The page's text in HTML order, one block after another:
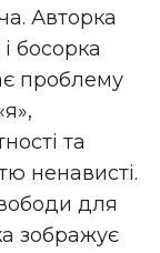
Авторка
босорка
проблему
та
ненависті.
для
зображує